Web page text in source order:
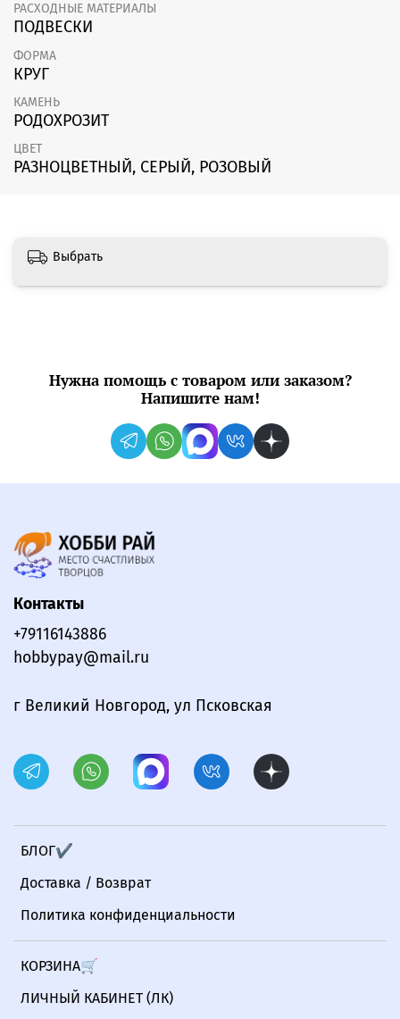
РАСХОДНЫЕ МАТЕРИАЛЫ
ПОДВЕСКИ
ФОРМА
КРУГ
КАМЕНЬ
РОДОХРОЗИТ
ЦВЕТ
РАЗНОЦВЕТНЫЙ, СЕРЫЙ, РОЗОВЫЙ
Выбрать
Нужна помощь с товаром или заказом?
Напишите нам!
БЛОГ✔
Доставка / Возврат
Политика конфиденциальности
КОРЗИНА🛒
ЛИЧНЫЙ КАБИНЕТ (ЛК)
Контакты
+79116143886
hobbypay@mail.ru
г Великий Новгород, ул Псковская